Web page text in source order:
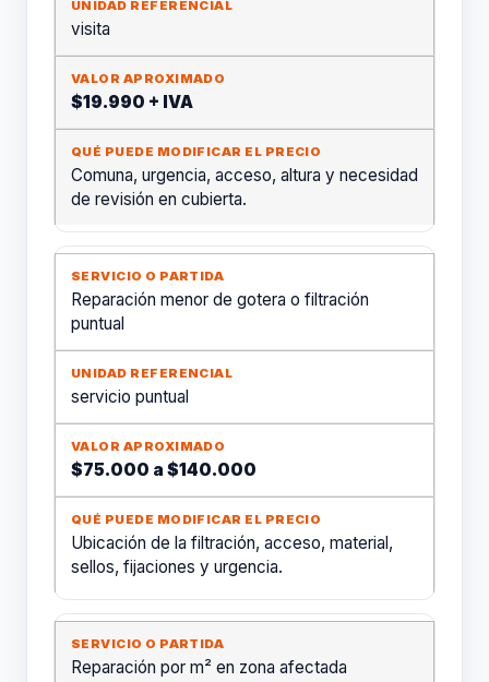
visita
$19.990 + IVA
Comuna, urgencia, acceso, altura y necesidad
de revisión en cubierta.
Reparación menor de gotera o filtración
puntual
servicio puntual
$75.000 a $140.000
Ubicación de la filtración, acceso, material,
sellos, fijaciones y urgencia.
Reparación por m² en zona afectada